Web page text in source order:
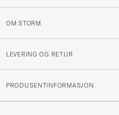
OM STORM
LEVERING OG RETUR
PRODUSENTINFORMASJON